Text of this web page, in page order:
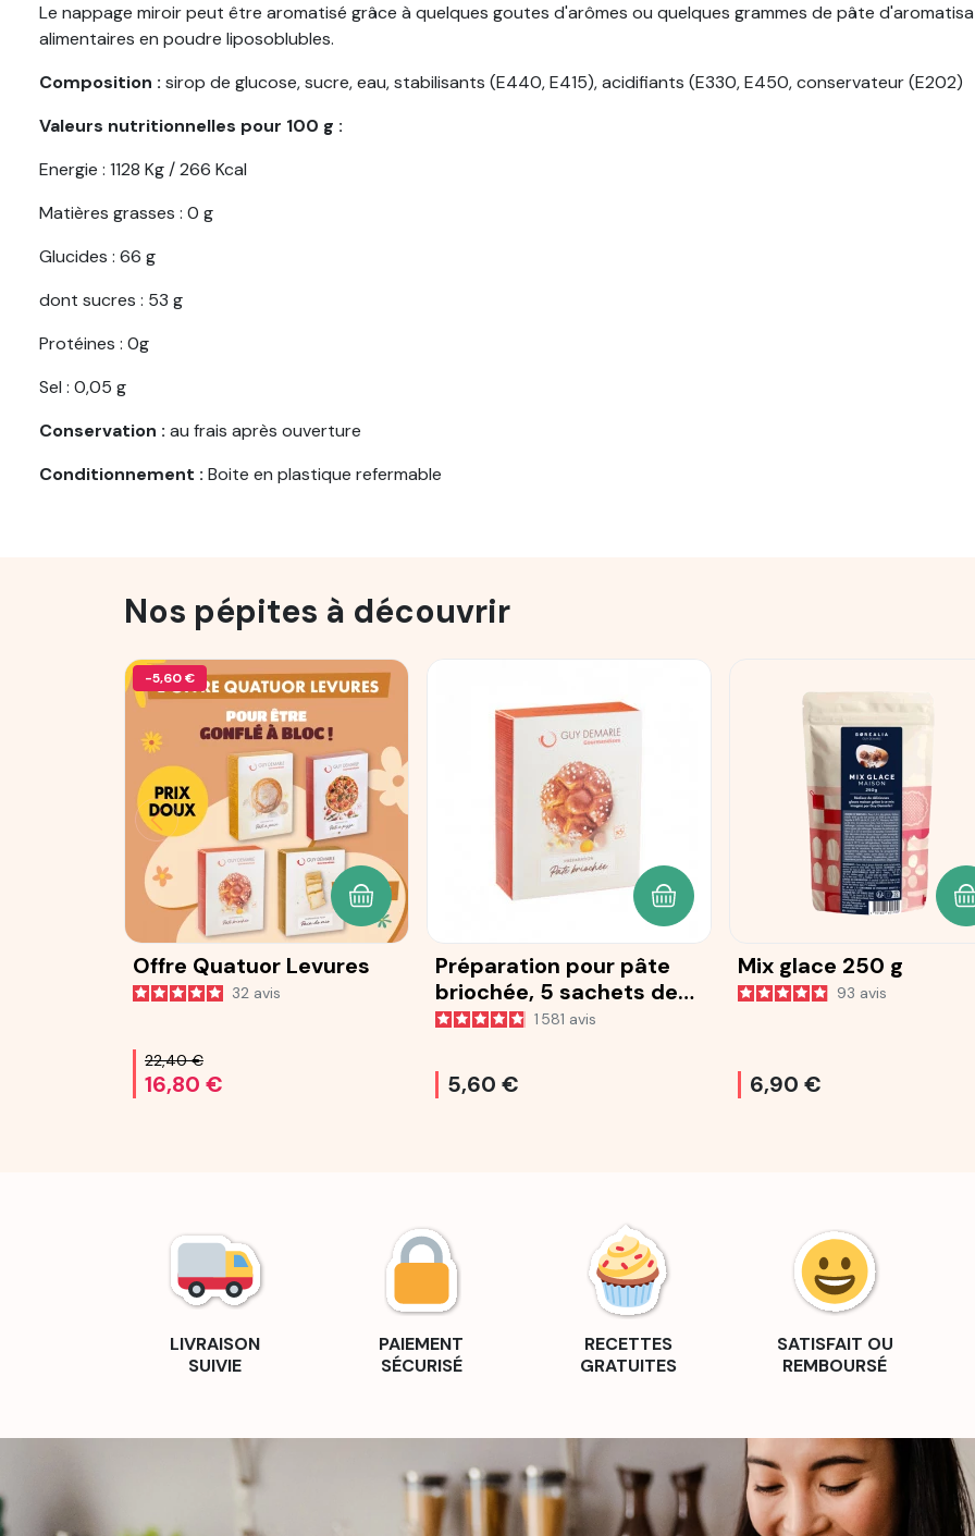
Le nappage miroir peut être aromatisé grâce à quelques goutes d'arômes ou quelques grammes de pâte
alimentaires en poudre liposoblubles.
Composition : sirop de glucose, sucre, eau, stabilisants (E440, E415), acidifiants (E330, E450, conservateur (E202)
Valeurs nutritionnelles pour 100 g :
Energie : 1128 Kg / 266 Kcal
Matières grasses : 0 g
Glucides : 66 g
dont sucres : 53 g
Protéines : 0g
Sel : 0,05 g
Conservation : au frais après ouverture
Conditionnement : Boite en plastique refermable
Nos pépites à découvrir
-5,60 €
Offre Quatuor Levures
32 avis
22,40 €
16,80 €
AJOUTER AU PANIER
Préparation pour pâte
briochée, 5 sachets de
25 g
1 581 avis
5,60 €
AJOUTER AU PANIER
Mix glace 250 g
93 avis
6,90 €
LIVRAISON
SUIVIE
PAIEMENT
SÉCURISÉ
RECETTES
GRATUITES
SATISFAIT OU
REMBOURSÉ